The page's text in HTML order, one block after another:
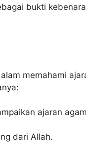
bukti
memahami
ajaran
dari Allah.